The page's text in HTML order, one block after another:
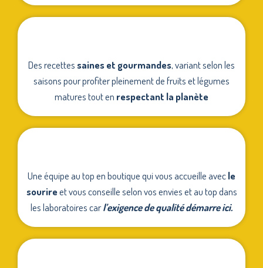
Des recettessaines et gourmandes, variant selon les
saisons pour profiter pleinement de fruits et légumes
matures tout en respectant la planète
Une équipe au top en boutique qui vous accueille avecle
sourireet vous conseille selon vos envies et au top dans
les laboratoires carl’exigence de qualité démarre ici.